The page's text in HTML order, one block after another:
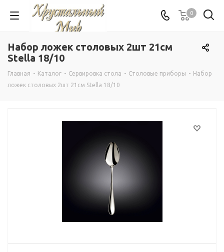
0
Набор ложек столовых 2шт 21см
Stella 18/10
Главная - Каталог - Сервировка стола - Столовые приборы - Набор
ложек столовых 2шт 21см Stella 18/10